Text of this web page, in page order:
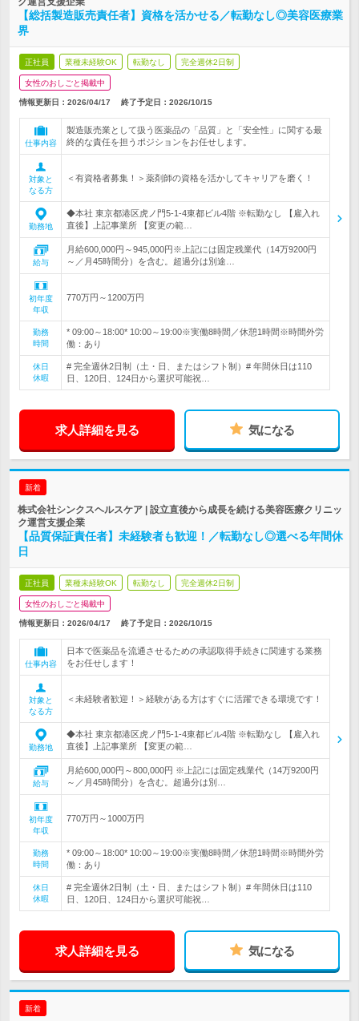
【総括製造販売責任者】資格を活かせる／転勤なし◎美容医療業
界
正社員 業種未経験OK 転勤なし 完全週休2日制
女性のおしごと掲載中
情報更新日：2026/04/17 終了予定日： 2026/10/15
仕事内容
製造販売業として扱う医薬品の「品質」と「安全性」に関する最
終的な責任を担うポジションをお任せします。
対象と
なる方
＜有資格者募集！＞薬剤師の資格を活かしてキャリアを磨く！
勤務地
◆本社 東京都港区虎ノ門5-1-4東都ビル4階 ※転勤なし 【雇入れ
直後】上記事業所 【変更の範…
給与
月給600,000円～945,000円※上記には固定残業代（14万9200円
～／月45時間分）を含む。超過分は別途…
初年度
年収
770万円～1200万円
勤務
時間
* 09:00～18:00* 10:00～19:00※実働8時間／休憩1時間※時間外労
働：あり
休日
休暇
# 完全週休2日制（土・日、またはシフト制）# 年間休日は110
日、120日、124日から選択可能祝…
求人詳細を見る 気になる
新着
株式会社シンクスヘルスケア | 設立直後から成長を続ける美容医療クリニッ
ク運営支援企業
【品質保証責任者】未経験者も歓迎！／転勤なし◎選べる年間休
日
正社員 業種未経験OK 転勤なし 完全週休2日制
女性のおしごと掲載中
情報更新日：2026/04/17 終了予定日： 2026/10/15
仕事内容
日本で医薬品を流通させるための承認取得手続きに関連する業務
をお任せします！
対象と
なる方
＜未経験者歓迎！＞経験がある方はすぐに活躍できる環境です！
勤務地
◆本社 東京都港区虎ノ門5-1-4東都ビル4階 ※転勤なし 【雇入れ
直後】上記事業所 【変更の範…
給与
月給600,000円～800,000円 ※上記には固定残業代（14万9200円
～／月45時間分）を含む。超過分は別…
初年度
年収
770万円～1000万円
勤務
時間
* 09:00～18:00* 10:00～19:00※実働8時間／休憩1時間※時間外労
働：あり
休日
休暇
# 完全週休2日制（土・日、またはシフト制）# 年間休日は110
日、120日、124日から選択可能祝…
求人詳細を見る 気になる
新着